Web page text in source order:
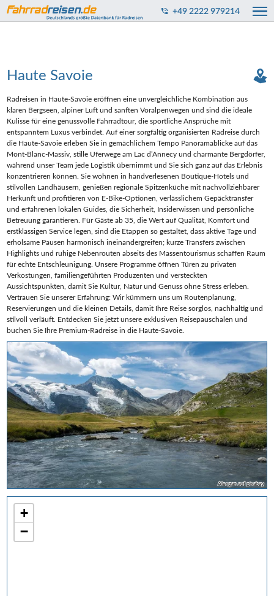
+49 2222 979214
Alexgan auf pixabay
+
−
Haute Savoie
Radreisen in Haute‑Savoie eröffnen eine unvergleichliche Kombination aus
klaren Bergseen, alpiner Luft und sanften Voralpenwegen und sind die ideale
Kulisse für eine genussvolle Fahrradtour, die sportliche Ansprüche mit
entspanntem Luxus verbindet. Auf einer sorgfältig organisierten Radreise durch
die Haute‑Savoie erleben Sie in gemächlichem Tempo Panoramablicke auf das
Mont‑Blanc‑Massiv, stille Uferwege am Lac d’Annecy und charmante Bergdörfer,
während unser Team jede Logistik übernimmt und Sie sich ganz auf das Erlebnis
konzentrieren können. Sie wohnen in handverlesenen Boutique‑Hotels und
stilvollen Landhäusern, genießen regionale Spitzenküche mit nachvollziehbarer
Herkunft und profitieren von E‑Bike‑Optionen, verlässlichem Gepäcktransfer
und erfahrenen lokalen Guides, die Sicherheit, Insiderwissen und persönliche
Betreuung garantieren. Für Gäste ab 35, die Wert auf Qualität, Komfort und
erstklassigen Service legen, sind die Etappen so gestaltet, dass aktive Tage und
erholsame Pausen harmonisch ineinandergreifen; kurze Transfers zwischen
Highlights und ruhige Nebenrouten abseits des Massentourismus schaffen Raum
für echte Entschleunigung. Unsere Programme öffnen Türen zu privaten
Verkostungen, familiengeführten Produzenten und versteckten
Aussichtspunkten, damit Sie Kultur, Natur und Genuss ohne Stress erleben.
Vertrauen Sie unserer Erfahrung: Wir kümmern uns um Routenplanung,
Reservierungen und die kleinen Details, damit Ihre Reise sorglos, nachhaltig und
stilvoll verläuft. Entdecken Sie jetzt unsere exklusiven Reisepauschalen und
buchen Sie Ihre Premium‑Radreise in die Haute‑Savoie.